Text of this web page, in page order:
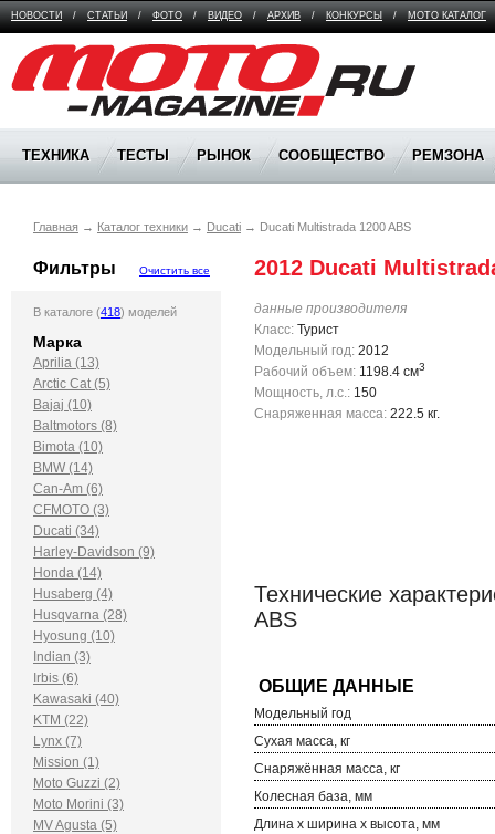
НОВОСТИ / СТАТЬИ / ФОТО / ВИДЕО / АРХИВ / КОНКУРСЫ / МОТО КАТАЛОГ
Moto Magazine
ТЕХНИКА ТЕСТЫ РЫНОК СООБЩЕСТВО РЕМЗОНА
Главная → Каталог техники → Ducati → Ducati Multistrada 1200 ABS
Фильтры Очистить все
В каталоге (418) моделей
Марка
Aprilia (13)
Arctic Cat (5)
Bajaj (10)
Baltmotors (8)
Bimota (10)
BMW (14)
Can-Am (6)
CFMOTO (3)
Ducati (34)
Harley-Davidson (9)
Honda (14)
Husaberg (4)
Husqvarna (28)
Hyosung (10)
Indian (3)
Irbis (6)
Kawasaki (40)
KTM (22)
Lynx (7)
Mission (1)
Moto Guzzi (2)
Moto Morini (3)
MV Agusta (5)
2012 Ducati
данные производителя
Класс: Турист
Модельный год: 2012
Рабочий объем: 1198.4 см3
Мощность, л.с.: 150
Снаряженная масса: 222.5 кг.
Технические
ABS
Модельный год
Сухая масса, кг
Снаряжённая масса, кг
Колесная база, мм
Длина х ширина х высота, мм